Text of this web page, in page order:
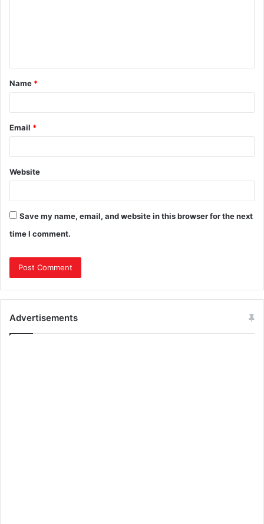
Name *
Email *
Website
Save my name, email, and website in this browser for the next
time I comment.
Advertisements